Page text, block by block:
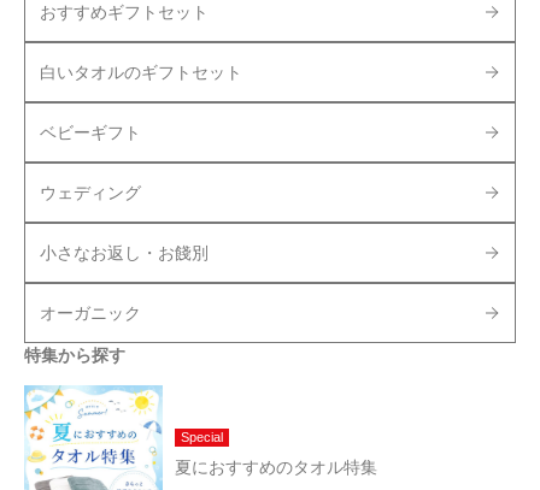
おすすめギフトセット
白いタオルのギフトセット
ベビーギフト
ウェディング
小さなお返し・お餞別
オーガニック
特集から探す
Special
夏におすすめのタオル特集